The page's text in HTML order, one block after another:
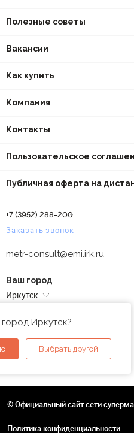
Полезные советы
Вакансии
Как купить
Компания
Контакты
Пользовательское
Публичная оферта на
+7 (3952) 288-200
Заказать звонок
metr-consult@emi.irk.ru
Ваш город
Иркутск
Иркутск?
Выбрать другой
© Официальный сайт сети
Политика конфиденциальности